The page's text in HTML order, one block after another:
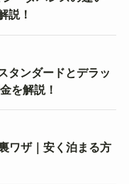
説！
タンダードとデラッ
を解説！
ワザ｜安く泊まる方